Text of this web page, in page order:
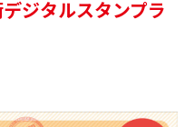
ジタルスタンプラ